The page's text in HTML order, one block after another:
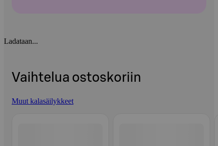
Ladataan...
Vaihtelua ostoskoriin
Muut kalasäilykkeet